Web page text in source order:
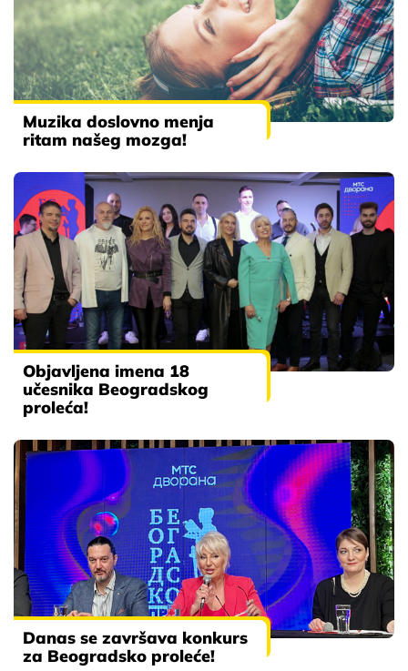
Muzika doslovno menja
ritam našeg mozga!
Objavljena imena 18
učesnika Beogradskog
proleća!
Danas se završava konkurs
za Beogradsko proleće!